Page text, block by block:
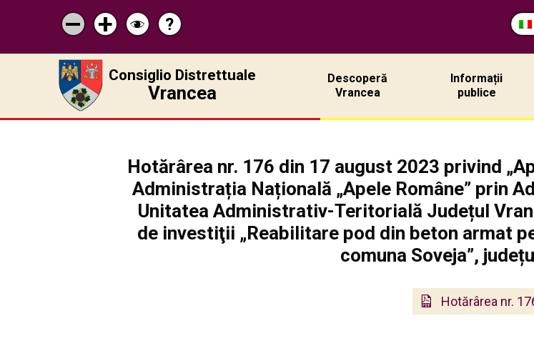
Micșorează
scrisul
Mărește
scrisul
Schimbă
contrastul
Pagina
de
ajutor
?
Consiglio Distrettuale
Vrancea
Descoperă
Vrancea
Informații
publice
Hotărârea nr. 176 din 17 august 2023 privind
Administrația Națională „Apele Române” prin
Unitatea Administrativ-Teritorială Județul
de investiţii „Reabilitare pod din beton armat
comuna Soveja”,
Hotărârea nr.